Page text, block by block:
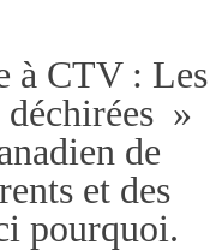
à CTV : Les
»
de
et des
pourquoi.